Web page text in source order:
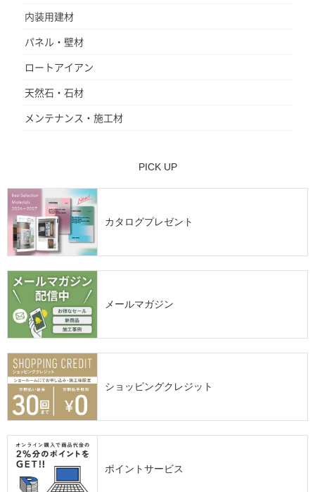
内装用建材
パネル・壁材
ロートアイアン
天然石・石材
メンテナンス・施工材
PICK UP
カタログプレゼント
メールマガジン
ショッピングクレジット
ポイントサービス